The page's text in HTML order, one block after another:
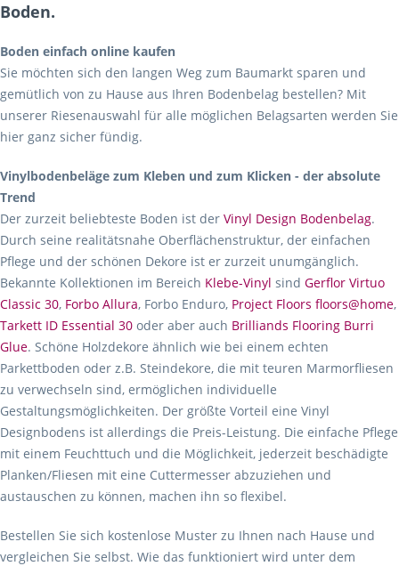
Boden.
Boden einfach online kaufen
Sie möchten sich den langen Weg zum Baumarkt sparen und
gemütlich von zu Hause aus Ihren Bodenbelag bestellen? Mit
unserer Riesenauswahl für alle möglichen Belagsarten werden Sie
hier ganz sicher fündig.
Vinylbodenbeläge zum Kleben und zum Klicken - der absolute
Trend
Der zurzeit beliebteste Boden ist der Vinyl Design Bodenbelag.
Durch seine realitätsnahe Oberflächenstruktur, der einfachen
Pflege und der schönen Dekore ist er zurzeit unumgänglich.
Bekannte Kollektionen im Bereich Klebe-Vinyl sind Gerflor Virtuo
Classic 30, Forbo Allura, Forbo Enduro, Project Floors floors@home,
Tarkett ID Essential 30 oder aber auch Brilliands Flooring Burri
Glue. Schöne Holzdekore ähnlich wie bei einem echten
Parkettboden oder z.B. Steindekore, die mit teuren Marmorfliesen
zu verwechseln sind, ermöglichen individuelle
Gestaltungsmöglichkeiten. Der größte Vorteil eine Vinyl
Designbodens ist allerdings die Preis-Leistung. Die einfache Pflege
mit einem Feuchttuch und die Möglichkeit, jederzeit beschädigte
Planken/Fliesen mit eine Cuttermesser abzuziehen und
austauschen zu können, machen ihn so flexibel.
Bestellen Sie sich kostenlose Muster zu Ihnen nach Hause und
vergleichen Sie selbst. Wie das funktioniert wird unter dem